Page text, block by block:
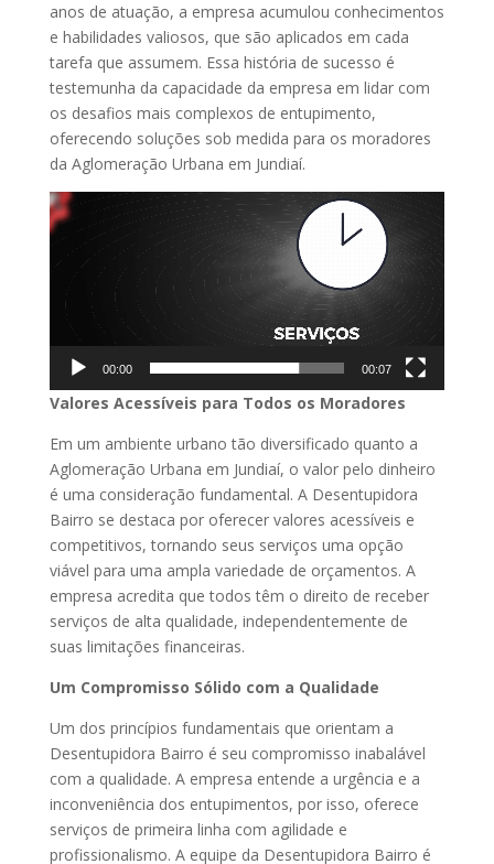
anos de atuação, a empresa acumulou conhecimentos
e habilidades valiosos, que são aplicados em cada
tarefa que assumem. Essa história de sucesso é
testemunha da capacidade da empresa em lidar com
os desafios mais complexos de entupimento,
oferecendo soluções sob medida para os moradores
da Aglomeração Urbana em Jundiaí.
Tocador
de
00:00 00:07
Valores Acessíveis para Todos os Moradores
Em um ambiente urbano tão diversificado quanto a
Aglomeração Urbana em Jundiaí, o valor pelo dinheiro
é uma consideração fundamental. A Desentupidora
Bairro se destaca por oferecer valores acessíveis e
competitivos, tornando seus serviços uma opção
viável para uma ampla variedade de orçamentos. A
empresa acredita que todos têm o direito de receber
serviços de alta qualidade, independentemente de
suas limitações financeiras.
Um Compromisso Sólido com a Qualidade
Um dos princípios fundamentais que orientam a
Desentupidora Bairro é seu compromisso inabalável
com a qualidade. A empresa entende a urgência e a
inconveniência dos entupimentos, por isso, oferece
serviços de primeira linha com agilidade e
profissionalismo. A equipe da Desentupidora Bairro é